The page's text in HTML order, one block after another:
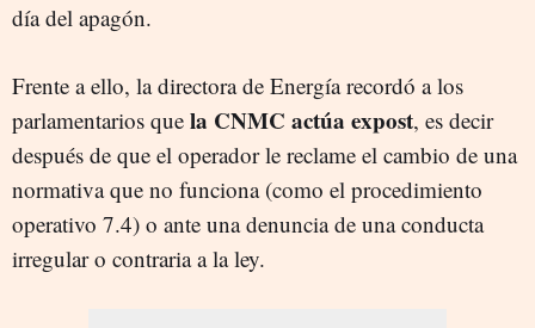
día del apagón.
Frente a ello, la directora de Energía recordó a los
parlamentarios que la CNMC actúa expost, es decir
después de que el operador le reclame el cambio de una
normativa que no funciona (como el procedimiento
operativo 7.4) o ante una denuncia de una conducta
irregular o contraria a la ley.